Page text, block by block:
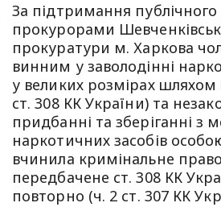
За підтримання
прокурорами
прокуратури м. Харкова
винним у заволодінні
у великих розмірах
ст. 308 КК України) та
придбанні та зберіганні з
наркотичних засобів
вчинила кримінальне
передбачене ст. 308 КК
повторно (ч. 2 ст. 307 КК